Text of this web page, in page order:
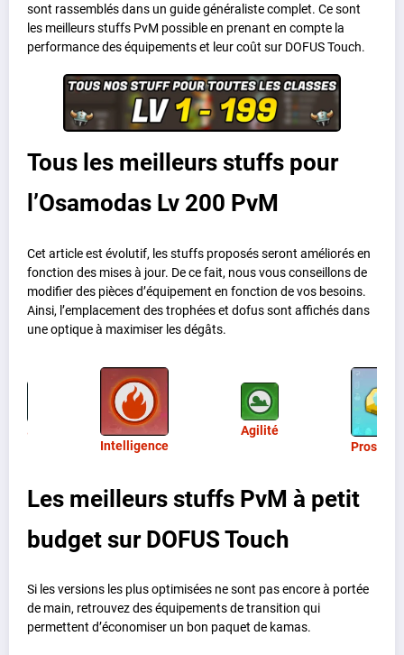
sont rassemblés dans un guide généraliste complet. Ce sont
les meilleurs stuffs PvM possible en prenant en compte la
performance des équipements et leur coût sur DOFUS Touch.
Tous les meilleurs stuffs pour
l’Osamodas Lv 200 PvM
Cet article est évolutif, les stuffs proposés seront améliorés en
fonction des mises à jour. De ce fait, nous vous conseillons de
modifier des pièces d’équipement en fonction de vos besoins.
Ainsi, l’emplacement des trophées et dofus sont affichés dans
une optique à maximiser les dégâts.
Intelligence
Agilité
Les meilleurs stuffs PvM à petit
budget sur DOFUS Touch
Si les versions les plus optimisées ne sont pas encore à portée
de main, retrouvez des équipements de transition qui
permettent d’économiser un bon paquet de kamas.